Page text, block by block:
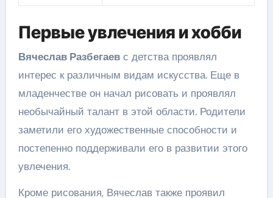
Первые увлечения и хобби
Вячеслав Разбегаевс детства проявлял
интерес к различным видам искусства. Еще в
младенчестве он начал рисовать и проявлял
необычайный талант в этой области. Родители
заметили его художественные способности и
постепенно поддерживали его в развитии этого
увлечения.
Кроме рисования, Вячеслав также проявил